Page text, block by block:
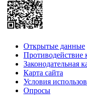
Открытые данные
Противодействие
Законодательная
Карта сайта
Условия
Опросы